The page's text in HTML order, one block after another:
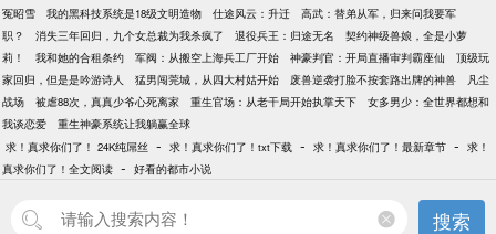
冤昭雪
我的黑科技系统是18级文明造物 仕途风云：升迁
高武：替弟从军，归来问我要军
职？
消失三年回归，九个女总裁为我杀疯了 退役兵王：归途无名
契约神级兽娘，全是小萝
莉！
我和她的合租条约 军阀：从搬空上海兵工厂开始 神豪判官：开局直播审判霸座仙
顶级玩
家回归，但是是吟游诗人
猛男闯莞城，从四大村姑开始 废兽逆袭打脸不按套路出牌的神兽
凡尘
战场
被虐88次，真真少爷心死离家 重生官场：从老干局开始执掌天下
女多男少：全世界都想和
我谈恋爱
重生神豪系统让我躺赢全球
求！真求你们了！ 24K纯屌丝 - 求！真求你们了！txt下载 - 求！真求你们了！最新章节 - 求！
真求你们了！全文阅读 - 好看的都市小说
搜索